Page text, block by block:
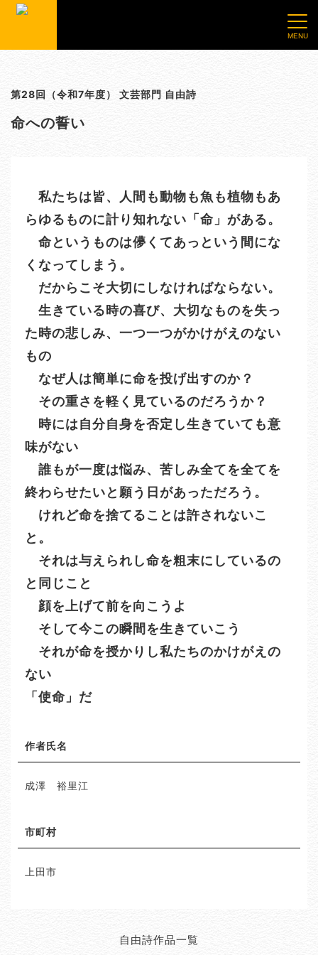
第28回（令和7年度） 文芸部門 自由詩
命への誓い
私たちは皆、人間も動物も魚も植物もあ
らゆるものに計り知れない「命」がある。
命というものは儚くてあっという間にな
くなってしまう。
だからこそ大切にしなければならない。
生きている時の喜び、大切なものを失っ
た時の悲しみ、一つ一つがかけがえのない
もの
なぜ人は簡単に命を投げ出すのか？
その重さを軽く見ているのだろうか？
時には自分自身を否定し生きていても意
味がない
誰もが一度は悩み、苦しみ全てを全てを
終わらせたいと願う日があっただろう。
けれど命を捨てることは許されないこ
と。
それは与えられし命を粗末にしているの
と同じこと
顔を上げて前を向こうよ
そして今この瞬間を生きていこう
それが命を授かりし私たちのかけがえの
ない
「使命」だ
作者氏名
成澤 裕里江
市町村
上田市
自由詩作品一覧